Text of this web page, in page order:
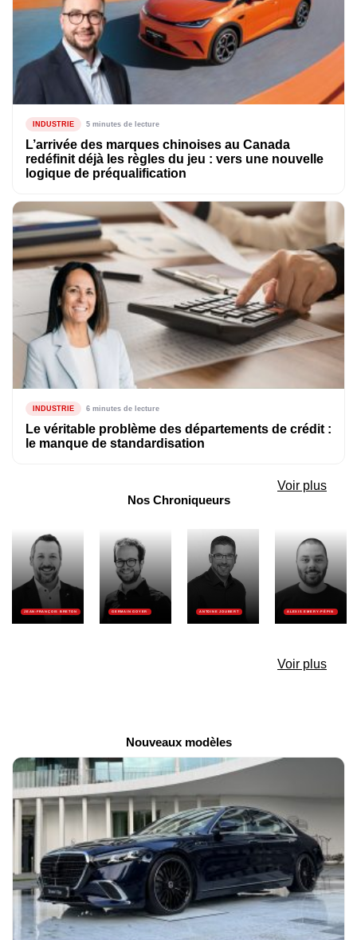
INDUSTRIE 5 minutes de lecture
L’arrivée des marques chinoises au Canada
redéfinit déjà les règles du jeu : vers une nouvelle
logique de préqualification
INDUSTRIE 6 minutes de lecture
Le véritable problème des départements de crédit :
le manque de standardisation
Voir plus
Nos Chroniqueurs
JEAN-FRANÇOIS BRETON GERMAIN GOYER ANTOINE JOUBERT ALEXIS EMERY-PÉPIN
Voir plus
Nouveaux modèles